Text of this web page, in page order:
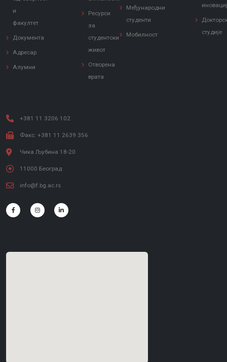
и
факултет
Документа
Адресар
Алумни
Ресурси
за
студентски
живот
Отворена
врата
Међународни
студенти
Мобилност
студије
+381 11 3206 102
Факс: +381 11 2639 356
Чика Љубина 18-20
11000 Београд
info@f.bg.ac.rs